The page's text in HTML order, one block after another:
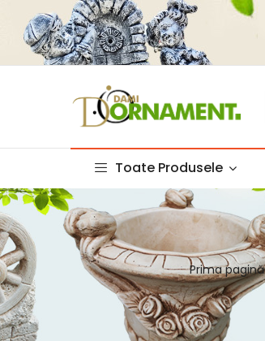
Toate Produsele
Prima pagină